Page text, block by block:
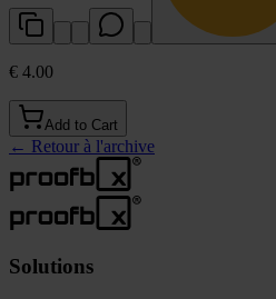
€ 4.00
Add to Cart
← Retour à l'archive
Solutions